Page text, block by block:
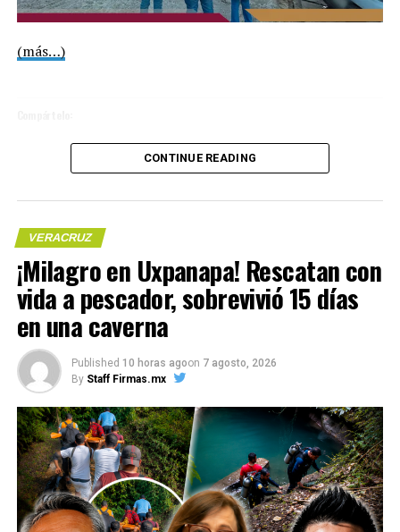
COMPARTE ESTA INFORMACIÓN
RELATED TOPICS:
Inaugura Rolando Sinforoso obras en Telesecundaria de
Soconusco
DON'T MISS
Entrega Fredy Ayala cuentas claras a campesinos
(más…)
Me gusta esto:
COMPARTE ESTA INFORMACIÓN
CONTINUE READING
VERACRUZ
¡Milagro en Uxpanapa! Rescatan con
vida a pescador, sobrevivió 15 días
en una caverna
Published 10 horas agoon 7 agosto, 2026
By Staff Firmas.mx